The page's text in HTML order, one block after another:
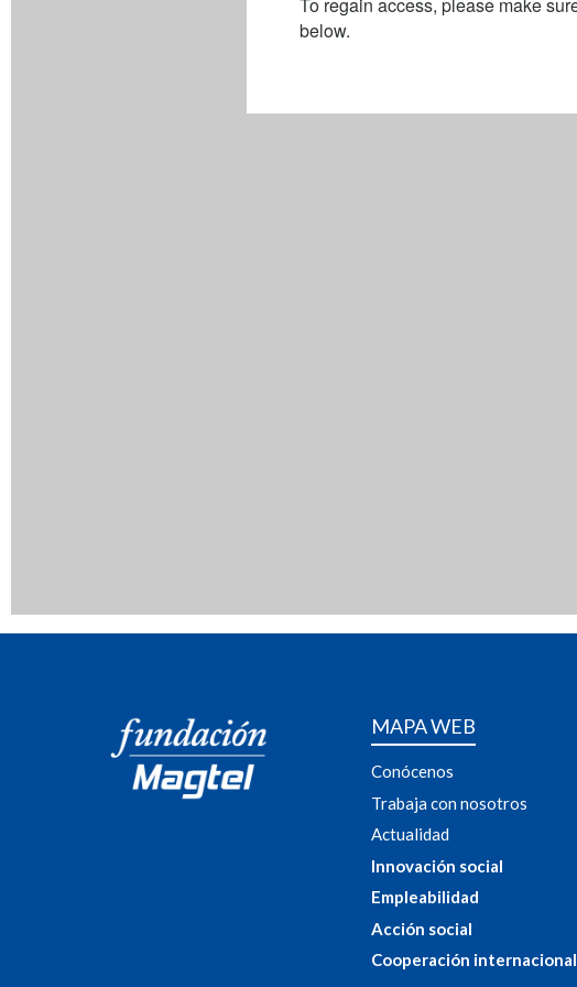
MAPA WEB
Conócenos
Trabaja con nosotros
Actualidad
Innovación social
Empleabilidad
Acción social
Cooperación internacional